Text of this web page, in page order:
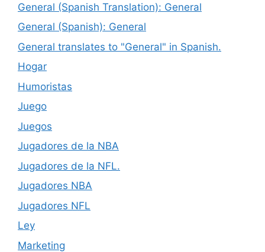
General (Spanish Translation): General
General (Spanish): General
General translates to "General" in Spanish.
Hogar
Humoristas
Juego
Juegos
Jugadores de la NBA
Jugadores de la NFL.
Jugadores NBA
Jugadores NFL
Ley
Marketing